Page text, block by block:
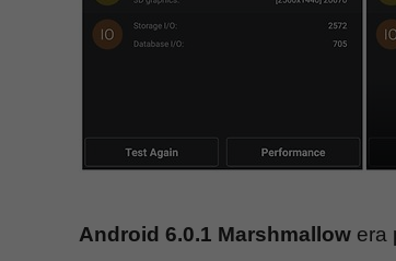
Android 6.0.1 Marshmallow era